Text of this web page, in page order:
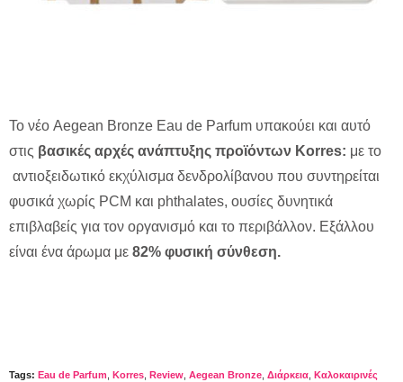
Το νέο Aegean Bronze Eau de Parfum υπακούει και αυτό
στις βασικές αρχές ανάπτυξης προϊόντων Korres: με το
αντιοξειδωτικό εκχύλισμα δενδρολίβανου που συντηρείται
φυσικά χωρίς PCM και phthalates, ουσίες δυνητικά
επιβλαβείς για τον οργανισμό και το περιβάλλον. Εξάλλου
είναι ένα άρωμα με 82% φυσική σύνθεση.
Tags: Eau de Parfum Korres Review Αegean Bronze Διάρκεια Καλοκαιρινές